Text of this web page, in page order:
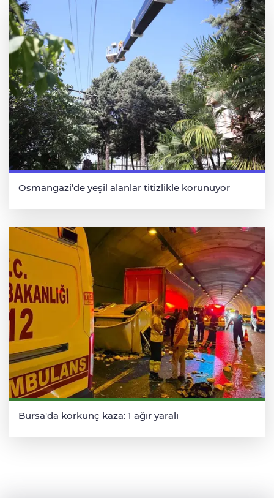
Osmangazi’de yeşil alanlar titizlikle korunuyor
Bursa'da korkunç kaza: 1 ağır yaralı